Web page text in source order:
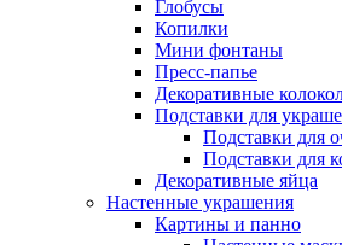
Глобусы
Копилки
Мини фонтаны
Пресс-папье
Декоративные
Подставки для
Подставки для
Подставки для
Декоративные яйца
Настенные украшения
Картины и панно